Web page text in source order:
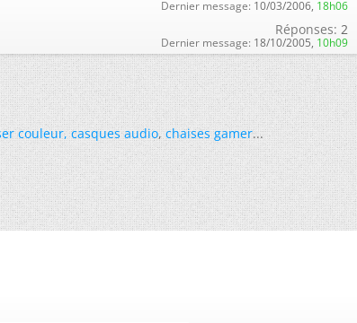
Dernier message: 10/03/2006, 18h06
Réponses: 2
Dernier message: 18/10/2005, 10h09
couleur,casques audio,chaises gamer...